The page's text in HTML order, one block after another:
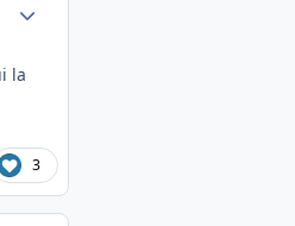
la
3